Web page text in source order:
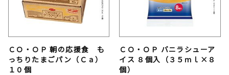
ＣＯ・ＯＰ 朝の応援食 も
っちりたまごパン（Ｃａ）
１０個
ＣＯ・ＯＰ バニラシューア
イス ８個入（３５ｍｌ×８
個）